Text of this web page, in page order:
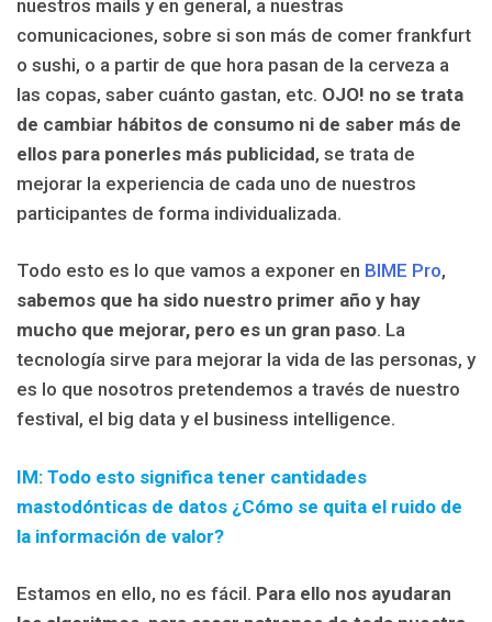
nuestros mails y en general, a nuestras
comunicaciones, sobre si son más de comer frankfurt
o sushi, o a partir de que hora pasan de la cerveza a
las copas, saber cuánto gastan, etc. OJO! no se trata
de cambiar hábitos de consumo ni de saber más de
ellos para ponerles más publicidad, se trata de
mejorar la experiencia de cada uno de nuestros
participantes de forma individualizada.
Todo esto es lo que vamos a exponer en BIME Pro,
sabemos que ha sido nuestro primer año y hay
mucho que mejorar, pero es un gran paso. La
tecnología sirve para mejorar la vida de las personas, y
es lo que nosotros pretendemos a través de nuestro
festival, el big data y el business intelligence.
IM: Todo esto significa tener cantidades
mastodónticas de datos ¿Cómo se quita el ruido de
la información de valor?
Estamos en ello, no es fácil. Para ello nos ayudaran